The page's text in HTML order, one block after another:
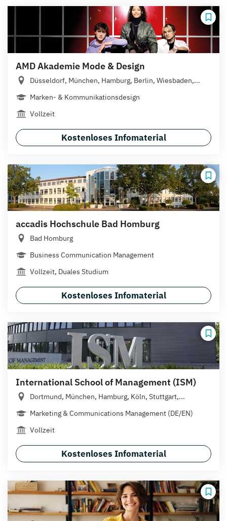
AMD Akademie Mode & Design
Düsseldorf, München, Hamburg, Berlin, Wiesbaden,...
Marken- & Kommunikationsdesign
Vollzeit
Kostenloses Infomaterial
accadis Hochschule Bad Homburg
Bad Homburg
Business Communication Management
Vollzeit, Duales Studium
Kostenloses Infomaterial
International School of Management (ISM)
Dortmund, München, Hamburg, Köln, Stuttgart,...
Marketing & Communications Management (DE/EN)
Vollzeit
Kostenloses Infomaterial